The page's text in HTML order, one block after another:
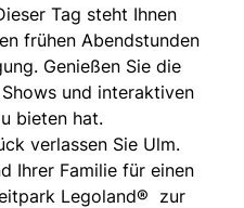
Tag steht Ihnen
frühen Abendstunden
Genießen Sie die
und interaktiven
bieten hat.
verlassen Sie Ulm.
Ihrer Familie für einen
Legoland® zur